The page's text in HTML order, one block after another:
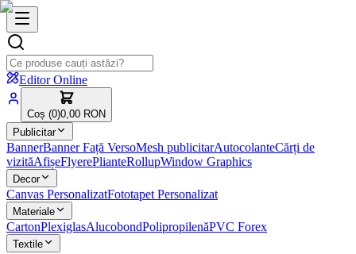
Editor Online
Coș (0)0,00 RON
Publicitar
BannerBanner Față VersoMesh publicitarAutocolanteCărți de
vizităAfișeFlyerePlianteRollupWindow Graphics
Decor
Canvas PersonalizatFototapet Personalizat
Materiale
CartonPlexiglasAlucobondPolipropilenăPVC Forex
Textile